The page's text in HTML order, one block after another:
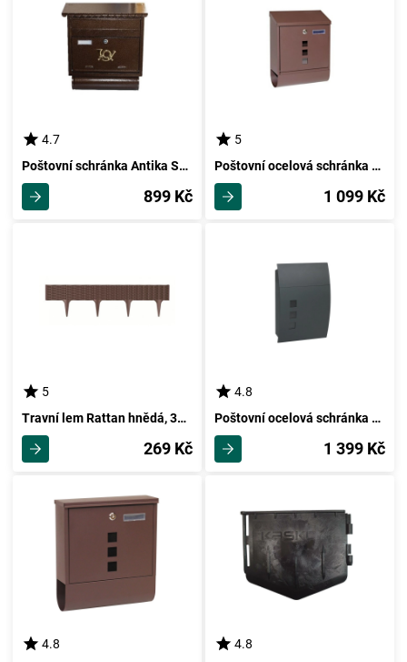
4.7
Poštovní schránka Antika ST104, 39 x 44 cm
899 Kč
5
Poštovní ocelová schránka s okénky a tubusem BK.203.HM
1 099 Kč
5
Travní lem Rattan hnědá, 390 cm
269 Kč
4.8
Poštovní ocelová schránka s okénky BK.931.G.AM
1 399 Kč
4.8
4.8